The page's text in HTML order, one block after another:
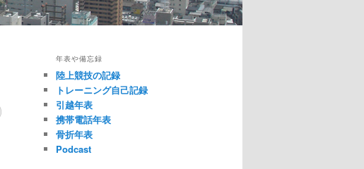
年表や備忘録
陸上競技の記録
トレーニング自己記録
引越年表
携帯電話年表
骨折年表
Podcast